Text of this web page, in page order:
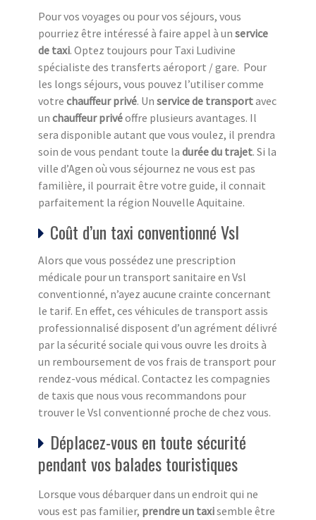
Pour vos voyages ou pour vos séjours, vous
pourriez être intéressé à faire appel à un service
de taxi. Optez toujours pour Taxi Ludivine
spécialiste des transferts aéroport / gare. Pour
les longs séjours, vous pouvez l’utiliser comme
votre chauffeur privé. Un service de transportavec
un chauffeur privéoffre plusieurs avantages. Il
sera disponible autant que vous voulez, il prendra
soin de vous pendant toute la durée du trajet. Si la
ville d’Agen où vous séjournez ne vous est pas
familière, il pourrait être votre guide, il connait
parfaitement la région Nouvelle Aquitaine.
Coût d’un taxi conventionné Vsl
Alors que vous possédez une prescription
médicale pour un transport sanitaire en Vsl
conventionné, n’ayez aucune crainte concernant
le tarif. En effet, ces véhicules de transport assis
professionnalisé disposent d’un agrément délivré
par la sécurité sociale qui vous ouvre les droits à
un remboursement de vos frais de transport pour
rendez-vous médical. Contactez les compagnies
de taxis que nous vous recommandons pour
trouver le Vsl conventionné proche de chez vous.
Déplacez-vous en toute sécurité
pendant vos balades touristiques
Lorsque vous débarquer dans un endroit qui ne
vous est pas familier, prendre un taxisemble être